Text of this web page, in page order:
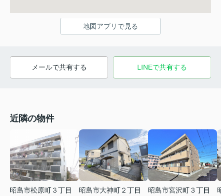
地図アプリで見る
メールで共有する LINEで共有する
近隣の物件
昭島市松原町３丁目
昭島市大神町２丁目
昭島市宮沢町３丁目